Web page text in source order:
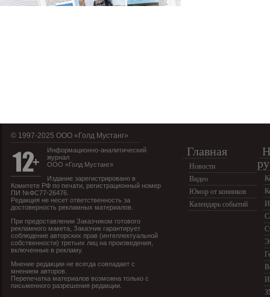
© 1997-2025 OOO «Голд Мустанг»
Информационно-аналитический
журнал
ООО «Голд Мустанг»
Издание зарегистрировано в
Комитете РФ по печати, регистрационный номер
ПИ №ФС77-26476.
Редакция не несет ответственность за
достоверность рекламных материалов.
При предоставлении Заказчиком готового
рекламного макета, Заказчик гарантирует
соблюдение авторских прав (интеллектуальной
собственности) третьих лиц на произведения,
включенные в рекламу.
Мнение редакции не всегда совпадает с
мнением авторов.
Перепечатка материалов возможна только с
письменного разрешения редакции.
Главная
Новости
Видео
Юмор от конников
Календарь событий